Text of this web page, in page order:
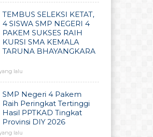
TEMBUS SELEKSI KETAT,
4 SISWA SMP NEGERI 4
PAKEM SUKSES RAIH
KURSI SMA KEMALA
TARUNA BHAYANGKARA
lalu
SMP Negeri 4 Pakem
Raih Peringkat Tertinggi
Hasil PPTKAD Tingkat
Provinsi DIY 2026
lalu